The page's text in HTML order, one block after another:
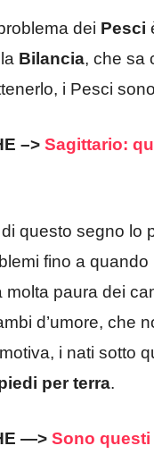
dei Pesci
Bilancia, che sa
i Pesci
–> Sagittario:
di questo segno
fino a
paura dei
d’umore, che
i nati sotto
per terra.
—> Sono